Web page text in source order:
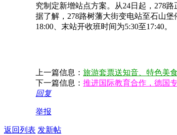
究制定新增站点方案。从24日起，278
据了解，278路树藩大街变电站至石山
18:00、末站开收班时间为5:30至17:40。
上一篇信息： 旅游套票送知音、特色美
下一篇信息： 推进国际教育合作，德国
回复
举报
返回列表 发新帖